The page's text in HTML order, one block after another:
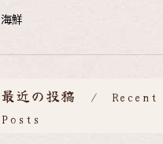
海鮮
最近の投稿
Recent
Posts